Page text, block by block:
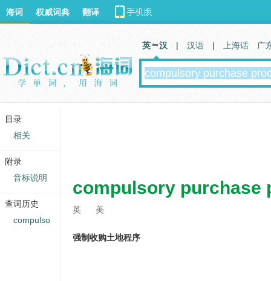
compulsory purchase
英 美
强制收购土地程序
海词 权威词典 翻译
英 汉 | 汉语 | 上海话 广
目录
相关
附录
音标说明
查词历史
compulso